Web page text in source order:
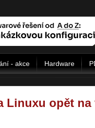
- akce Hardware
Linuxu opět na